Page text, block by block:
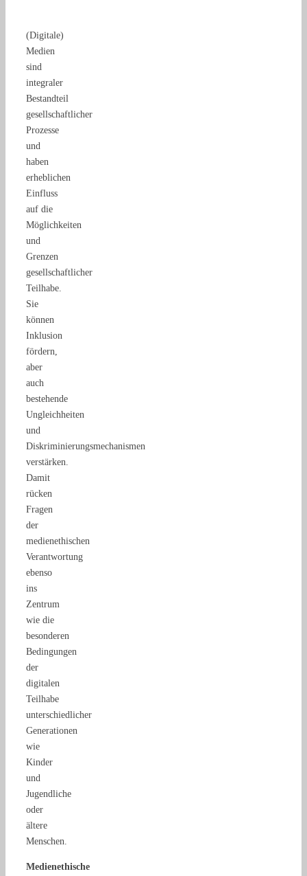
(Digitale)
Medien
sind
integraler
Bestandteil
gesellschaftlicher
Prozesse
und
haben
erheblichen
Einfluss
auf die
Möglichkeiten
und
Grenzen
gesellschaftlicher
Teilhabe.
Sie
können
Inklusion
fördern,
aber
auch
bestehende
Ungleichheiten
und
Diskriminierungsmechanismen
verstärken.
Damit
rücken
Fragen
der
medienethischen
Verantwortung
ebenso
ins
Zentrum
wie die
besonderen
Bedingungen
der
digitalen
Teilhabe
unterschiedlicher
Generationen
wie
Kinder
und
Jugendliche
oder
ältere
Menschen.
Medienethische